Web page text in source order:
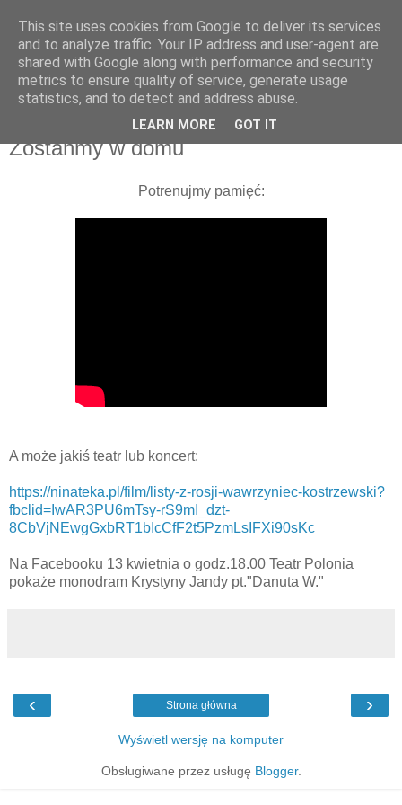
UTW Łomianki
Zostańmy w domu
Potrenujmy pamięć:
A może jakiś teatr lub koncert:
https://ninateka.pl/film/listy-z-rosji-wawrzyniec-kostrzewski?
fbclid=IwAR3PU6mTsy-rS9mI_dzt-
8CbVjNEwgGxbRT1bIcCfF2t5PzmLsIFXi90sKc
Na Facebooku 13 kwietnia o godz.18.00 Teatr Polonia
pokaże monodram Krystyny Jandy pt."Danuta W."
‹ ›
Strona główna
Wyświetl wersję na komputer
Obsługiwane przez usługę Blogger.
This site uses cookies from Google to deliver its services
and to analyze traffic. Your IP address and user-agent are
shared with Google along with performance and security
metrics to ensure quality of service, generate usage
statistics, and to detect and address abuse.
LEARN MORE GOT IT